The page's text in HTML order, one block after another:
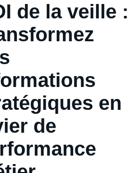
de la veille :
en
de